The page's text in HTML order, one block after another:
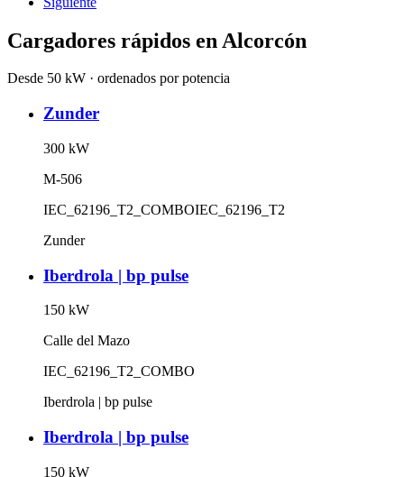
Cargadores rápidos en Alcorcón
Desde 50 kW · ordenados por potencia
Zunder
300 kW
M-506
IEC_62196_T2_COMBOIEC_62196_T2
Zunder
Iberdrola | bp pulse
150 kW
Calle del Mazo
IEC_62196_T2_COMBO
Iberdrola | bp pulse
Iberdrola | bp pulse
150 kW